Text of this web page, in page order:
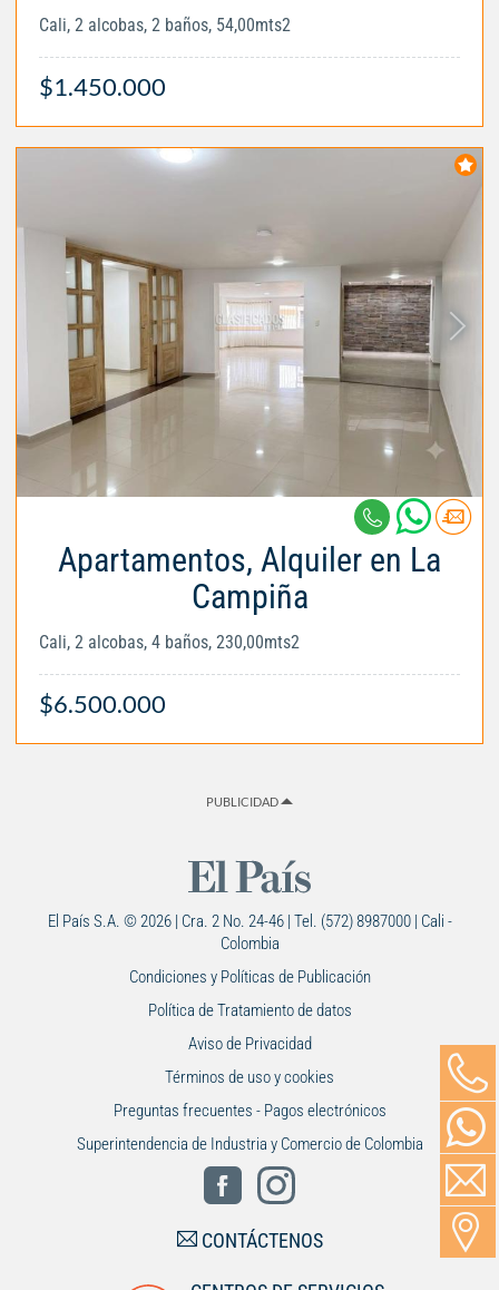
Cali, 2 alcobas, 2 baños, 54,00mts2
$1.450.000
Apartamentos, Alquiler en La
Campiña
Cali, 2 alcobas, 4 baños, 230,00mts2
$6.500.000
PUBLICIDAD
El País S.A. © 2026 | Cra. 2 No. 24-46 | Tel. (572) 8987000 | Cali -
Colombia
Condiciones y Políticas de Publicación
Política de Tratamiento de datos
Aviso de Privacidad
Términos de uso y cookies
Preguntas frecuentes - Pagos electrónicos
Superintendencia de Industria y Comercio de Colombia
CONTÁCTENOS